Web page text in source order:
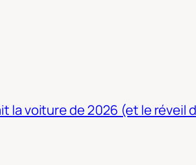
la voiture de 2026 (et le réveil